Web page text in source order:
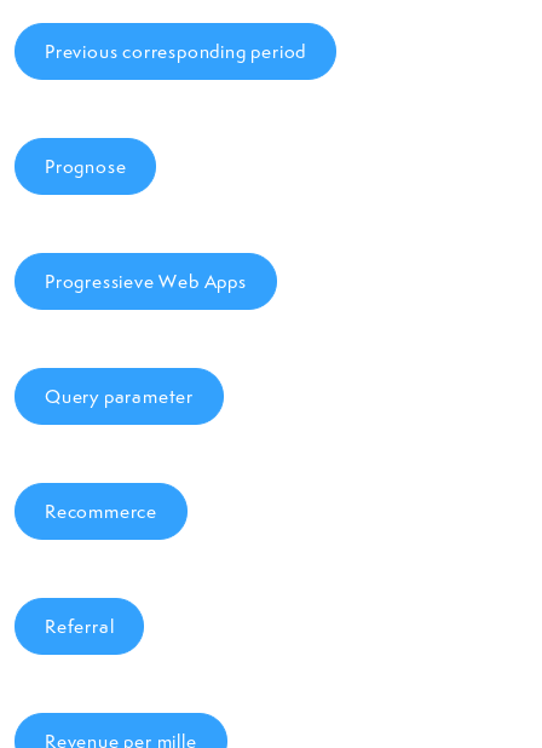
Previous corresponding period
Prognose
Progressieve Web Apps
Query parameter
Recommerce
Referral
Revenue per mille